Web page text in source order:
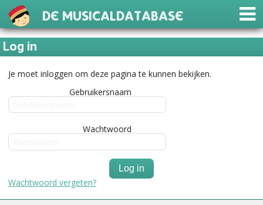
De Musicaldatabase
Log in
Je moet inloggen om deze pagina te kunnen bekijken.
Gebruikersnaam
Wachtwoord
Log in
Wachtwoord vergeten?